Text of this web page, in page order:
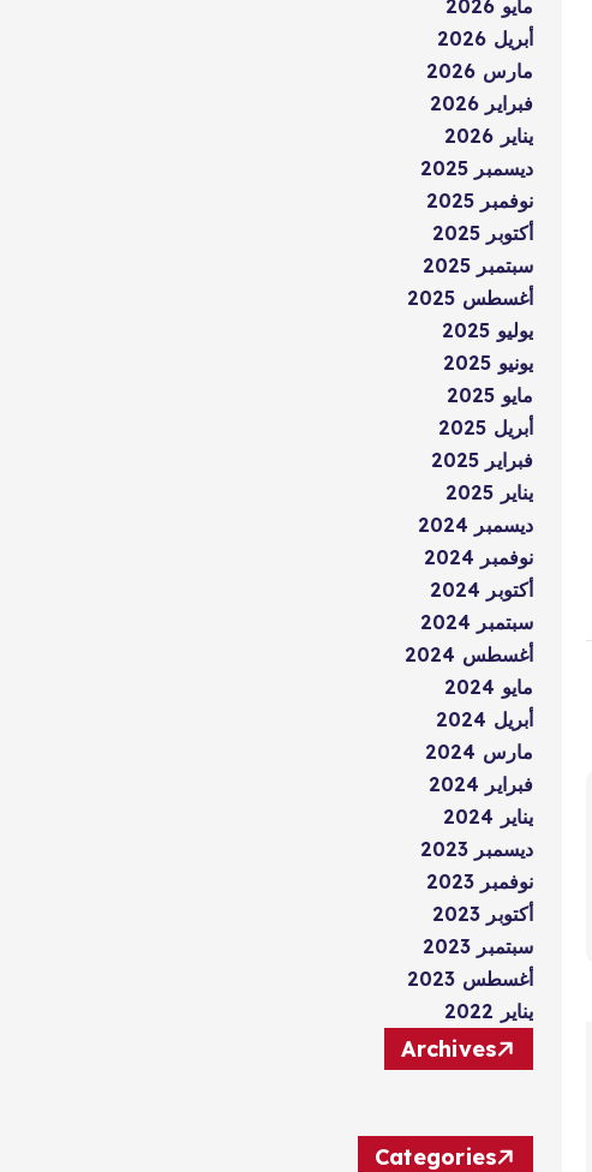
مايو 2026
أبريل 2026
مارس 2026
فبراير 2026
يناير 2026
ديسمبر 2025
نوفمبر 2025
أكتوبر 2025
سبتمبر 2025
أغسطس 2025
يوليو 2025
يونيو 2025
مايو 2025
أبريل 2025
فبراير 2025
يناير 2025
ديسمبر 2024
نوفمبر 2024
أكتوبر 2024
سبتمبر 2024
أغسطس 2024
مايو 2024
أبريل 2024
مارس 2024
فبراير 2024
يناير 2024
ديسمبر 2023
نوفمبر 2023
أكتوبر 2023
سبتمبر 2023
أغسطس 2023
يناير 2022
Archives
Categories